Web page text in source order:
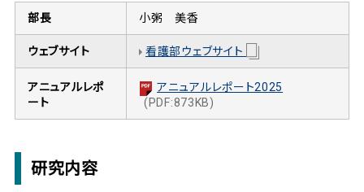
部長 小粥 美香
ウェブサイト 看護部ウェブサイト
アニュアルレポ
ート
アニュアルレポート2025
(PDF:873KB)
研究内容